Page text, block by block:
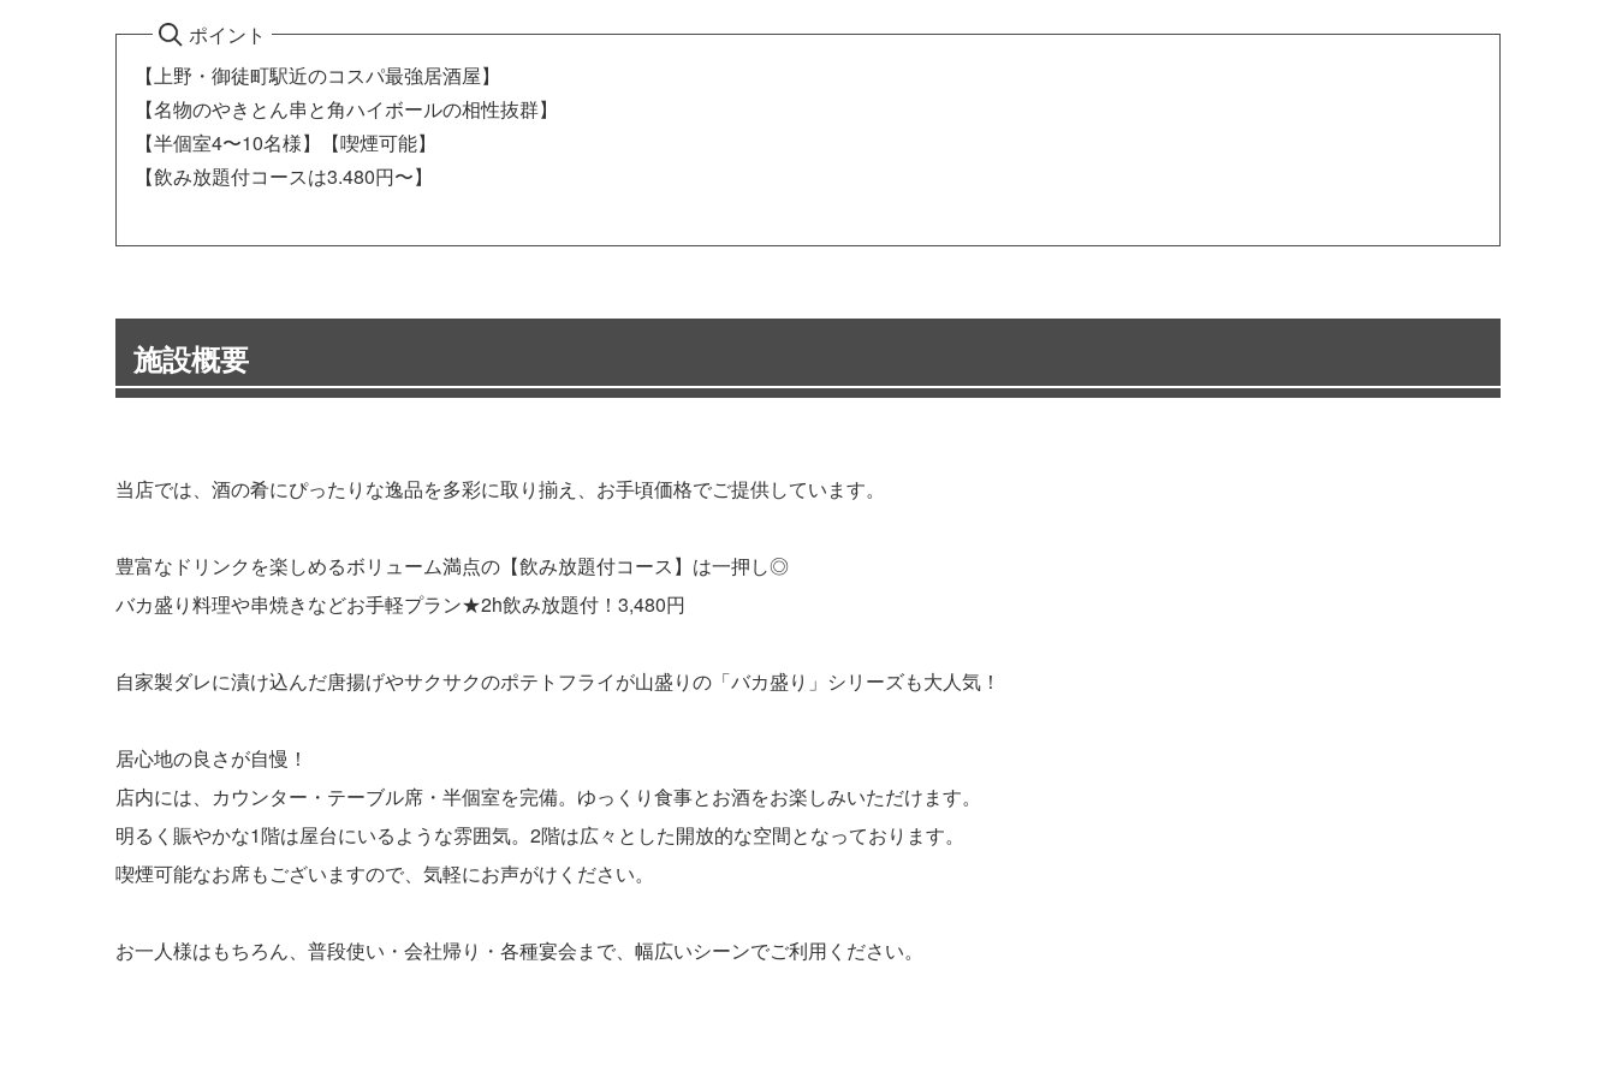
ポイント
【上野・御徒町駅近のコスパ最強居酒屋】
【名物のやきとん串と角ハイボールの相性抜群】
【半個室4〜10名様】【喫煙可能】
【飲み放題付コースは3.480円〜】
施設概要
当店では、酒の肴にぴったりな逸品を多彩に取り揃え、お手頃価格でご提供しています。
豊富なドリンクを楽しめるボリューム満点の【飲み放題付コース】は一押し◎
バカ盛り料理や串焼きなどお手軽プラン★2h飲み放題付！3,480円
自家製ダレに漬け込んだ唐揚げやサクサクのポテトフライが山盛りの「バカ盛り」シリーズも大人気！
居心地の良さが自慢！
店内には、カウンター・テーブル席・半個室を完備。ゆっくり食事とお酒をお楽しみいただけます。
明るく賑やかな1階は屋台にいるような雰囲気。2階は広々とした開放的な空間となっております。
喫煙可能なお席もございますので、気軽にお声がけください。
お一人様はもちろん、普段使い・会社帰り・各種宴会まで、幅広いシーンでご利用ください。